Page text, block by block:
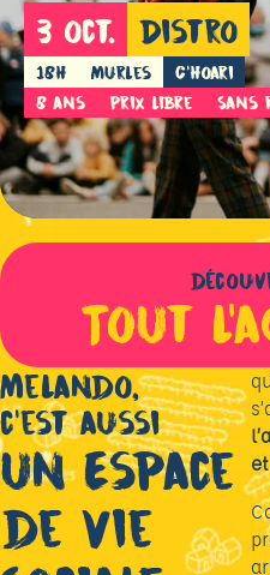
3 oct. Distro
18h Murles
C'hoari
8 ans
Prix libre Sans
Tout
Melando,
c’est aussi
un Espace
de Vie